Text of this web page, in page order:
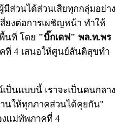
ส่วนได้ส่วนเสียทุกกลุ่มอย่าง
ยงต่อการเผชิญหน้า ทำให้
นที่ โดย "บิ๊กเดฟ" พล.ท.พร
ที่ 4 เสนอให้ศูนย์สันติสุขทำ
ป็นแบบนี้ เราจะเป็นคนกลาง
นให้ทุกภาคส่วนได้คุยกัน"
งแม่ทัพภาคที่ 4